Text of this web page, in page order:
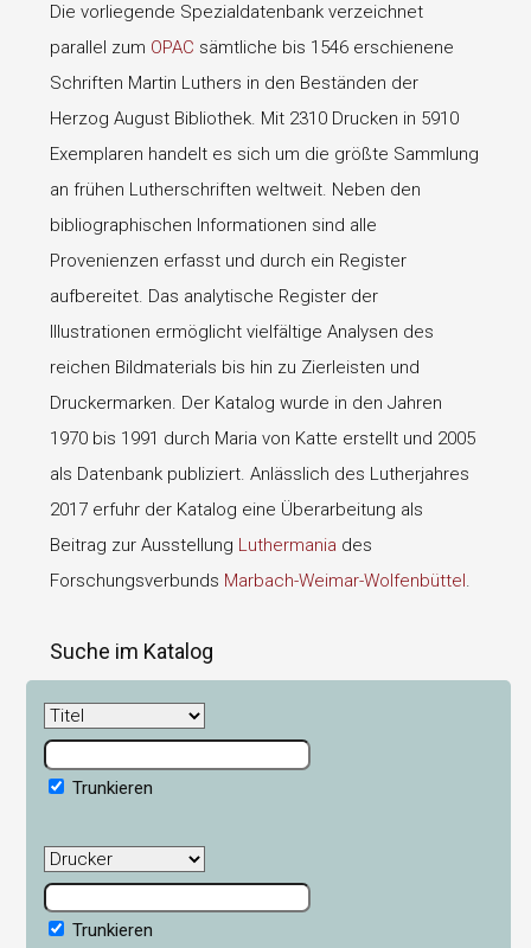
Die vorliegende Spezialdatenbank verzeichnet
parallel zum OPAC sämtliche bis 1546 erschienene
Schriften Martin Luthers in den Beständen der
Herzog August Bibliothek. Mit 2310 Drucken in 5910
Exemplaren handelt es sich um die größte Sammlung
an frühen Lutherschriften weltweit. Neben den
bibliographischen Informationen sind alle
Provenienzen erfasst und durch ein Register
aufbereitet. Das analytische Register der
Illustrationen ermöglicht vielfältige Analysen des
reichen Bildmaterials bis hin zu Zierleisten und
Druckermarken. Der Katalog wurde in den Jahren
1970 bis 1991 durch Maria von Katte erstellt und 2005
als Datenbank publiziert. Anlässlich des Lutherjahres
2017 erfuhr der Katalog eine Überarbeitung als
Beitrag zur Ausstellung Luthermania des
Forschungsverbunds Marbach-Weimar-Wolfenbüttel.
Suche im Katalog
Trunkieren
Trunkieren